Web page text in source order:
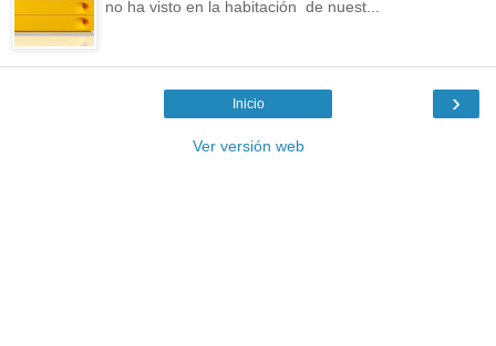
no ha visto en la habitación de nuest...
›
Inicio
Ver versión web